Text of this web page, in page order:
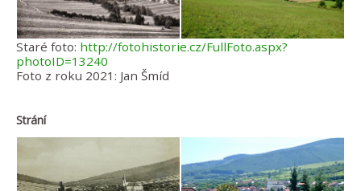
Staré foto: http://fotohistorie.cz/FullFoto.aspx?
photoID=13240
Foto z roku 2021: Jan Šmíd
Strání